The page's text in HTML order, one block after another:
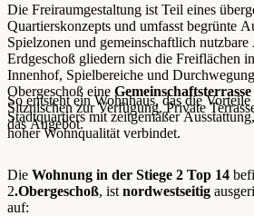
Die Freiraumgestaltung ist Teil eines
Quartierskonzepts und umfasst begrünte
Spielzonen und gemeinschaftlich
Erdgeschoß gliedern sich die Freiflächen
Innenhof, Spielbereiche und
Obergeschoß eine Gemeinschaftsterrasse
Sitznischen zur Verfügung. Private
das Angebot.
So entsteht ein Wohnhaus, das die
Stadtquartiers mit zeitgemäßer
hoher Wohnqualität verbindet.
Die Wohnung in der Stiege 2 Top 14
2.Obergeschoß, ist nordwestseitig
auf: